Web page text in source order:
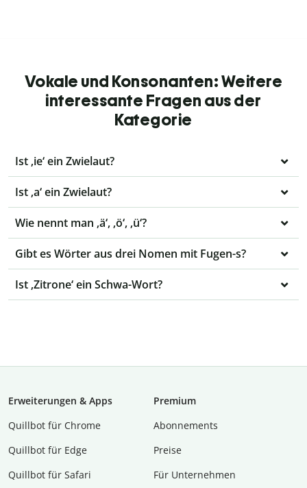
Vokale und Konsonanten: Weitere
interessante Fragen aus der
Kategorie
Ist ‚ie‘ ein Zwielaut?
Ist ‚a‘ ein Zwielaut?
Wie nennt man ‚ä‘, ‚ö‘, ‚ü‘?
Gibt es Wörter aus drei Nomen mit Fugen-s?
Ist ‚Zitrone‘ ein Schwa-Wort?
Erweiterungen & Apps
Quillbot für Chrome
Quillbot für Edge
Quillbot für Safari
Premium
Abon­ne­ments
Preise
Für Unternehmen